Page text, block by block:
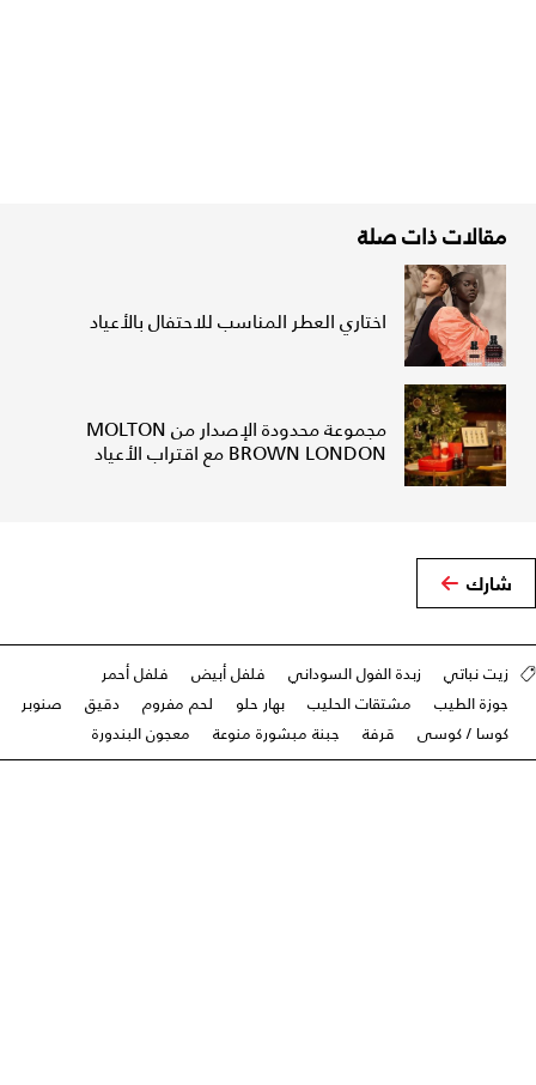
مقالات ذات صلة
اختاري العطر المناسب للاحتفال بالأعياد
مجموعة محدودة الإصدار من MOLTON
BROWN LONDON مع اقتراب الأعياد
شارك
زيت نباتي زبدة الفول السوداني فلفل أبيض
فلفل أحمر
جوزة الطيب
مشتقات الحليب بهار حلو لحم مفروم دقيق
صنوبر
كوسا / كوسى
قرفة جبنة مبشورة منوعة معجون البندورة